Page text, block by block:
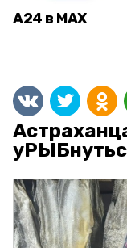
А24 в MAX